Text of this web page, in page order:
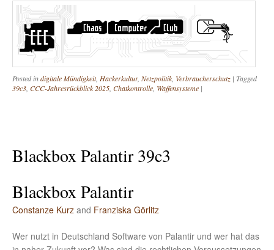
Posted indigitale Mündigkeit, Hackerkultur, Netzpolitik Verbraucherschutz | Tagged
39c3 CCC-Jahresrückblick 2025 Chatkontrolle Waffensysteme |
Blackbox Palantir 39c3
Blackbox Palantir
Constanze Kurz and Franziska Görlitz
Wer nutzt in Deutschland Software von Palantir und wer hat das